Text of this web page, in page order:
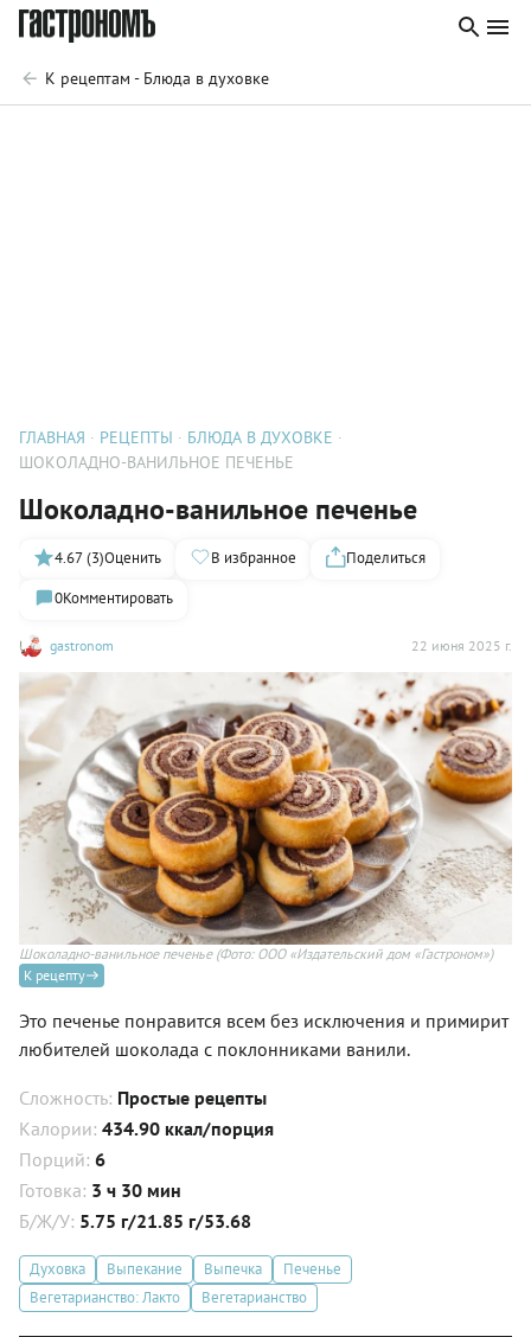
К рецептам - Блюда в духовке
ГЛАВНАЯ РЕЦЕПТЫ
БЛЮДА В ДУХОВКЕ
ШОКОЛАДНО-ВАНИЛЬНОЕ ПЕЧЕНЬЕ
Шоколадно-ванильное печенье
gastronom 22 июня 2025 г.
4.67 (3)Оценить В избранное
Поделиться
0Комментировать
Шоколадно-ванильное печенье(Фото: ООО «Издательский дом «Гастроном»)
К рецепту
Это печенье понравится всем без исключения и примирит
любителей шоколада с поклонниками ванили.
Сложность: Простые рецепты
Калории: 434.90 ккал/порция
Порций: 6
Готовка: 3 ч 30 мин
Б/Ж/У: 5.75 г/21.85 г/53.68
Духовка Выпекание Выпечка
Печенье
Вегетарианство: Лакто
Вегетарианство